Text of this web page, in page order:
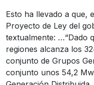
Esto ha llevado a que,
Proyecto de Ley del
textualmente: …“Dado
regiones alcanza los
conjunto de Grupos
conjunto unos 54,2